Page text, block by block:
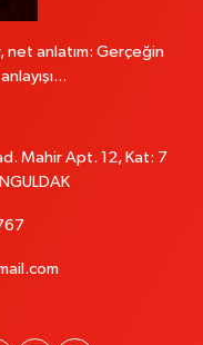
net anlatım: Gerçeğin
Mahir Apt. 12, Kat: 7